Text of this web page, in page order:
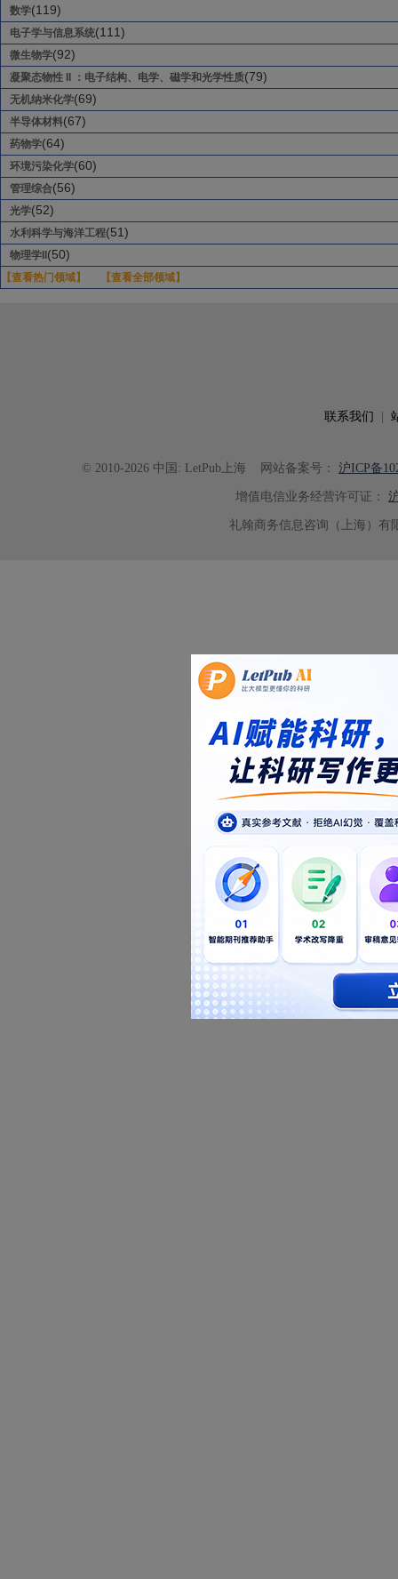
数学(119)
电子学与信息系统(111)
微生物学(92)
凝聚态物性 II ：电子结构、电学、磁学和光学性质(79)
无机纳米化学(69)
半导体材料(67)
药物学(64)
环境污染化学(60)
管理综合(56)
光学(52)
水利科学与海洋工程(51)
物理学II (50)
【查看热门领域】 【查看全部领域】
联系我们
© 2010-2026 中国: LetPub上海 网站备案号： 沪ICP备
增值电信业务经营许可证：
礼翰商务信息咨询（上海）